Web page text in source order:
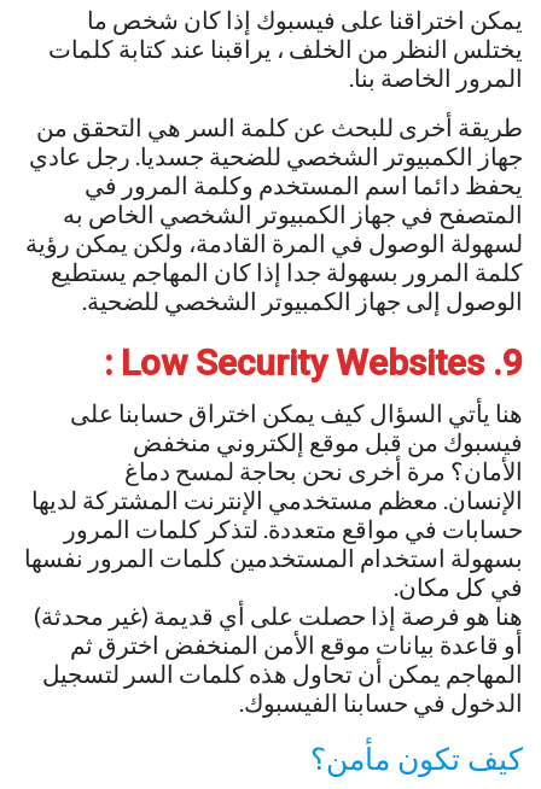
يمكن اختراقنا على فيسبوك إذا كان شخص ما
يختلس النظر من الخلف ، يراقبنا عند كتابة كلمات
المرور الخاصة بنا.
طريقة أخرى للبحث عن كلمة السر هي التحقق من
جهاز الكمبيوتر الشخصي للضحية جسديا. رجل عادي
يحفظ دائما اسم المستخدم وكلمة المرور في
المتصفح في جهاز الكمبيوتر الشخصي الخاص به
لسهولة الوصول في المرة القادمة، ولكن يمكن رؤية
كلمة المرور بسهولة جدا إذا كان المهاجم يستطيع
الوصول إلى جهاز الكمبيوتر الشخصي للضحية.
9. Low Security Websites :
هنا يأتي السؤال كيف يمكن اختراق حسابنا على
فيسبوك من قبل موقع إلكتروني منخفض
الأمان؟ مرة أخرى نحن بحاجة لمسح دماغ
الإنسان. معظم مستخدمي الإنترنت المشتركة لديها
حسابات في مواقع متعددة. لتذكر كلمات المرور
بسهولة استخدام المستخدمين كلمات المرور نفسها
في كل مكان.
هنا هو فرصة إذا حصلت على أي قديمة (غير محدثة)
أو قاعدة بيانات موقع الأمن المنخفض اخترق ثم
المهاجم يمكن أن تحاول هذه كلمات السر لتسجيل
الدخول في حسابنا الفيسبوك.
كيف تكون مأمن؟